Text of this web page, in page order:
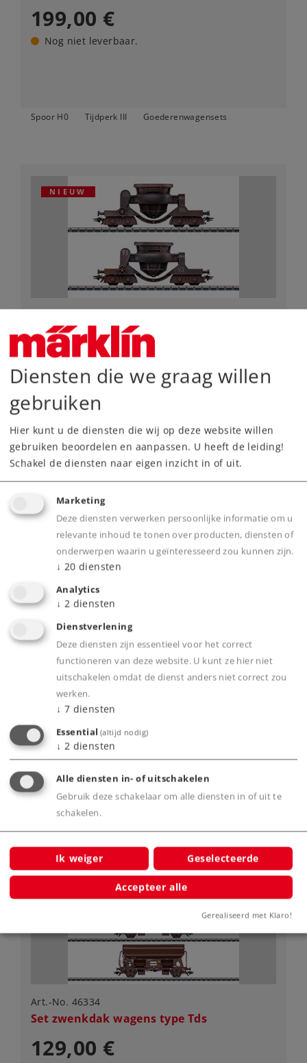
199,00 €
Nog niet leverbaar.
Spoor H0 Tijdperk III Goederenwagensets
NIEUW
Set slakkenwagens
109,00 €
Nog niet leverbaar.
Spoor H0 Tijdperk III Goederenwagensets
NIEUW
Art.-No. 46221
Set zelflossers Erz Id
129,00 €
Nog niet leverbaar.
Spoor H0 Tijdperk III Goederenwagensets
NIEUW
Art.-No. 46334
Set zwenkdak wagens type Tds
129,00 €
Diensten die we graag willen
gebruiken
Hier kunt u de diensten die wij op deze website willen
gebruiken beoordelen en aanpassen. U heeft de leiding!
Schakel de diensten naar eigen inzicht in of uit.
Marketing
Deze diensten verwerken persoonlijke informatie om u
relevante inhoud te tonen over producten, diensten of
onderwerpen waarin u geïnteresseerd zou kunnen zijn.
↓ 20 diensten
Analytics
↓ 2 diensten
Dienstverlening
Deze diensten zijn essentieel voor het correct
functioneren van deze website. U kunt ze hier niet
uitschakelen omdat de dienst anders niet correct zou
werken.
↓ 7 diensten
Essential (altijd nodig)
↓ 2 diensten
Alle diensten in- of uitschakelen
Gebruik deze schakelaar om alle diensten in of uit te
schakelen.
Ik weiger Geselecteerde
Accepteer alle
Gerealiseerd met Klaro!